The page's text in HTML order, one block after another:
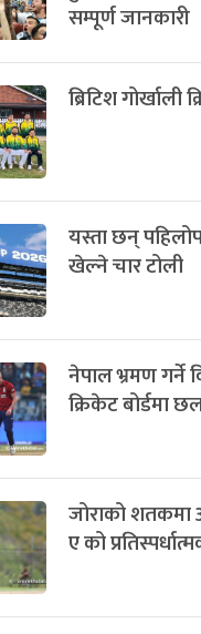
सम्पूर्ण जानकारी
ब्रिटिश
यस्ता छन्
खेल्ने चार टोली
नेपाल भ्रमण गर्ने
क्रिकेट बोर्डमा
जोराको शतकमा
ए को